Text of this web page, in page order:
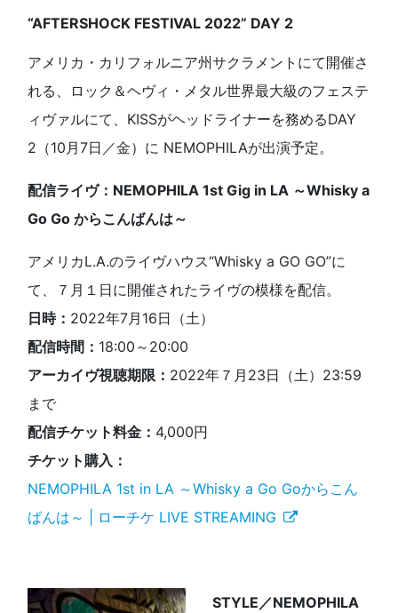
“AFTERSHOCK FESTIVAL 2022” DAY 2
アメリカ・カリフォルニア州サクラメントにて開催さ
れる、ロック＆ヘヴィ・メタル世界最大級のフェステ
ィヴァルにて、KISSがヘッドライナーを務めるDAY
2（10月7日／金）に NEMOPHILAが出演予定。
配信ライヴ：NEMOPHILA 1st Gig in LA ～Whisky a
Go Go からこんばんは～
アメリカL.A.のライヴハウス“Whisky a GO GO”に
て、７月１日に開催されたライヴの模様を配信。
日時： 2022年7月16日（土）
配信時間： 18:00～20:00
アーカイヴ視聴期限： 2022年７月23日（土）23:59
まで
配信チケット料金： 4,000円
チケット購入：
NEMOPHILA 1st in LA ～Whisky a Go Goからこん
ばんは～ | ローチケ LIVE STREAMING
STYLE／NEMOPHILA